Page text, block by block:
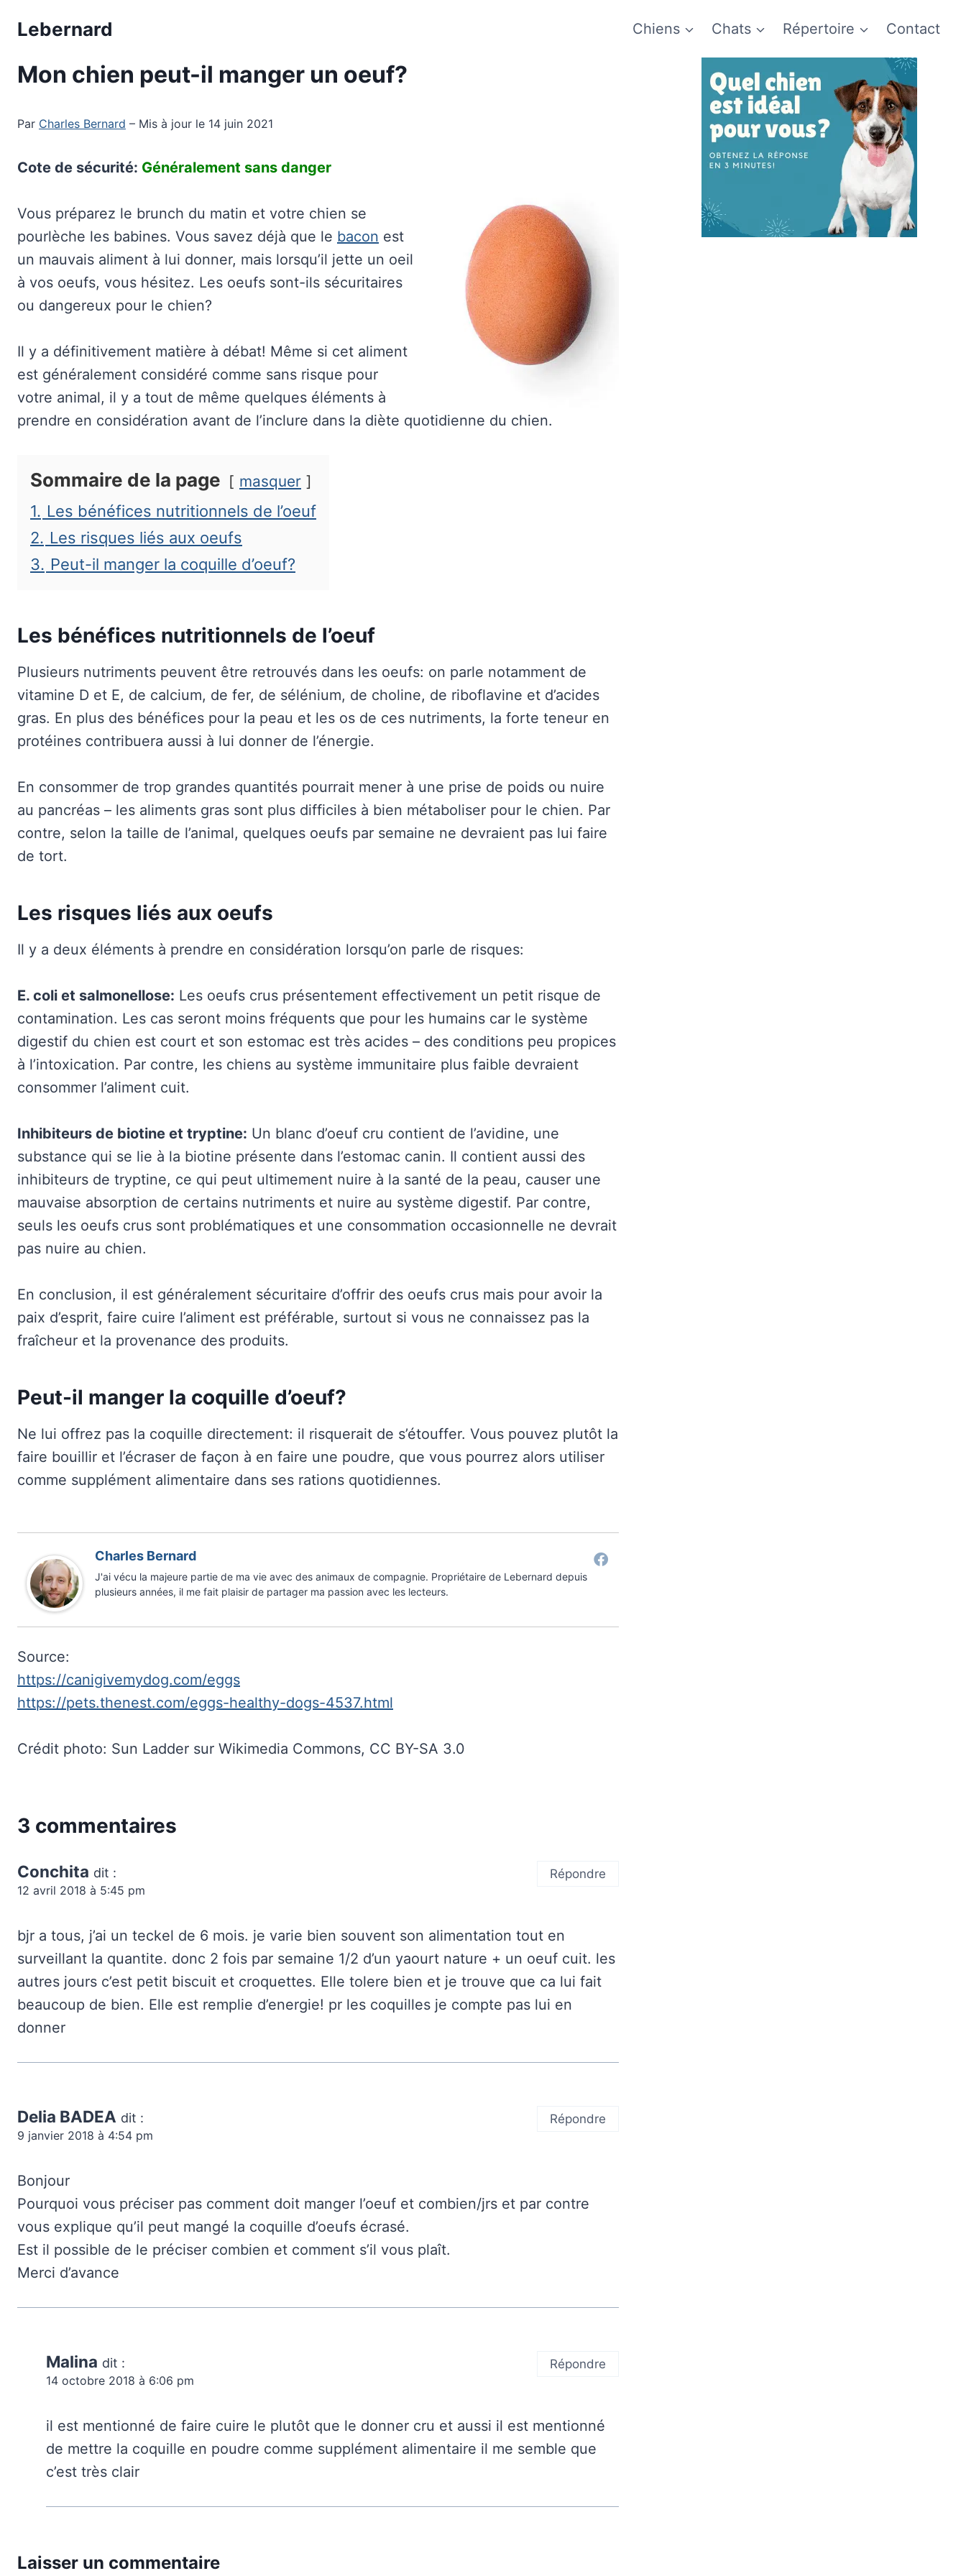
Lebernard Chiens Chats Répertoire Contact
Mon chien peut-il manger un oeuf?
Par Charles Bernard – Mis à jour le 14 juin 2021
Cote de sécurité: Généralement sans danger
Vous préparez le brunch du matin et votre chien se
pourlèche les babines. Vous savez déjà que le bacon est
un mauvais aliment à lui donner, mais lorsqu’il jette un oeil
à vos oeufs, vous hésitez. Les oeufs sont-ils sécuritaires
ou dangereux pour le chien?
Il y a définitivement matière à débat! Même si cet aliment
est généralement considéré comme sans risque pour
votre animal, il y a tout de même quelques éléments à
prendre en considération avant de l’inclure dans la diète quotidienne du chien.
Sommaire de la page masquer
1. Les bénéfices nutritionnels de l’oeuf
2. Les risques liés aux oeufs
3. Peut-il manger la coquille d’oeuf?
Les bénéfices nutritionnels de l’oeuf
Plusieurs nutriments peuvent être retrouvés dans les oeufs: on parle notamment de
vitamine D et E, de calcium, de fer, de sélénium, de choline, de riboflavine et d’acides
gras. En plus des bénéfices pour la peau et les os de ces nutriments, la forte teneur en
protéines contribuera aussi à lui donner de l’énergie.
En consommer de trop grandes quantités pourrait mener à une prise de poids ou nuire
au pancréas – les aliments gras sont plus difficiles à bien métaboliser pour le chien. Par
contre, selon la taille de l’animal, quelques oeufs par semaine ne devraient pas lui faire
de tort.
Les risques liés aux oeufs
Il y a deux éléments à prendre en considération lorsqu’on parle de risques:
E. coli et salmonellose: Les oeufs crus présentement effectivement un petit risque de
contamination. Les cas seront moins fréquents que pour les humains car le système
digestif du chien est court et son estomac est très acides – des conditions peu propices
à l’intoxication. Par contre, les chiens au système immunitaire plus faible devraient
consommer l’aliment cuit.
Inhibiteurs de biotine et tryptine: Un blanc d’oeuf cru contient de l’avidine, une
substance qui se lie à la biotine présente dans l’estomac canin. Il contient aussi des
inhibiteurs de tryptine, ce qui peut ultimement nuire à la santé de la peau, causer une
mauvaise absorption de certains nutriments et nuire au système digestif. Par contre,
seuls les oeufs crus sont problématiques et une consommation occasionnelle ne devrait
pas nuire au chien.
En conclusion, il est généralement sécuritaire d’offrir des oeufs crus mais pour avoir la
paix d’esprit, faire cuire l’aliment est préférable, surtout si vous ne connaissez pas la
fraîcheur et la provenance des produits.
Peut-il manger la coquille d’oeuf?
Ne lui offrez pas la coquille directement: il risquerait de s’étouffer. Vous pouvez plutôt la
faire bouillir et l’écraser de façon à en faire une poudre, que vous pourrez alors utiliser
comme supplément alimentaire dans ses rations quotidiennes.
Charles Bernard
J'ai vécu la majeure partie de ma vie avec des animaux de compagnie. Propriétaire de Lebernard depuis
plusieurs années, il me fait plaisir de partager ma passion avec les lecteurs.
Source:
https://canigivemydog.com/eggs
https://pets.thenest.com/eggs-healthy-dogs-4537.html
Crédit photo: Sun Ladder sur Wikimedia Commons, CC BY-SA 3.0
3 commentaires
Conchita dit :
12 avril 2018 à 5:45 pm
bjr a tous, j’ai un teckel de 6 mois. je varie bien souvent son alimentation tout en
surveillant la quantite. donc 2 fois par semaine 1/2 d’un yaourt nature + un oeuf cuit. les
autres jours c’est petit biscuit et croquettes. Elle tolere bien et je trouve que ca lui fait
beaucoup de bien. Elle est remplie d’energie! pr les coquilles je compte pas lui en
donner
Répondre
Delia BADEA dit :
9 janvier 2018 à 4:54 pm
Bonjour
Pourquoi vous préciser pas comment doit manger l’oeuf et combien/jrs et par contre
vous explique qu’il peut mangé la coquille d’oeufs écrasé.
Est il possible de le préciser combien et comment s’il vous plaît.
Merci d’avance
Répondre
Malina dit :
14 octobre 2018 à 6:06 pm
il est mentionné de faire cuire le plutôt que le donner cru et aussi il est mentionné
de mettre la coquille en poudre comme supplément alimentaire il me semble que
c’est très clair
Répondre
Laisser un commentaire